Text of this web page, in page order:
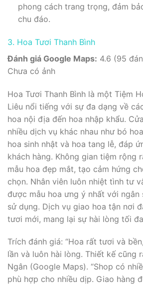
phong cách trang trọng, đảm
chu đáo.
3. Hoa Tươi Thanh Bình
Đánh giá Google Maps: 4.6 (95
Chưa có ảnh
Hoa Tươi Thanh Bình là một Tiệm
Liêu nổi tiếng với sự đa dạng về
hoa nội địa đến hoa nhập khẩu.
nhiều dịch vụ khác nhau như bó
hoa sinh nhật và hoa tang lễ, đáp
khách hàng. Không gian tiệm rộng
mẫu hoa đẹp mắt, tạo cảm hứng
chọn. Nhân viên luôn nhiệt tình tư
được mẫu hoa ưng ý nhất với ngân
sử dụng. Dịch vụ giao hoa tận nơi
tươi mới, mang lại sự hài lòng tối
Trích đánh giá: “Hoa rất tươi và
lần và luôn hài lòng. Thiết kế cũng
Ngân (Google Maps). “Shop có
phù hợp cho nhiều dịp. Giao hàng